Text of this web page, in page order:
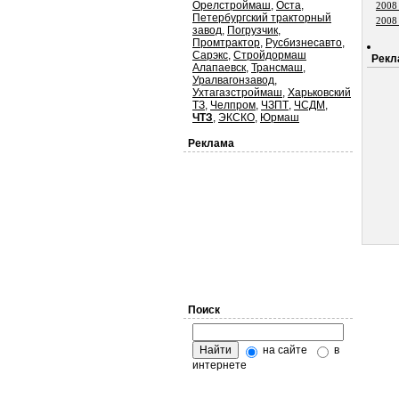
Орелстроймаш, Оста,
Петербургский тракторный
завод, Погрузчик,
Промтрактор, Русбизнесавто,
Сарэкс, Стройдормаш
Алапаевск, Трансмаш,
Уралвагонзавод,
Ухтагазстроймаш, Харьковский
ТЗ, Челпром, ЧЗПТ, ЧСДМ ,
ЧТЗ, ЭКСКО, Юрмаш
Реклама
Поиск
на сайте
в
интернете
2008
2008